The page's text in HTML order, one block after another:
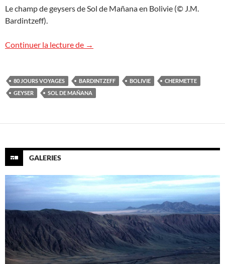
Le champ de geysers de Sol de Mañana en Bolivie (© J.M.
Bardintzeff).
Continuer la lecture de Les geysers de Sol de Mañana en Bolivie
→
80 JOURS VOYAGES BARDINTZEFF BOLIVIE
CHERMETTE
GEYSER
SOL DE MAÑANA
GALERIES